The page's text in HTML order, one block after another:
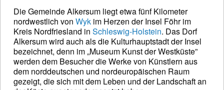
Die Gemeinde Alkersum liegt etwa fünf Kilometer
nordwestlich von Wyk im Herzen der Insel Föhr im
Kreis Nordfriesland in Schleswig-Holstein. Das Dorf
Alkersum wird auch als die Kulturhauptstadt der Insel
bezeichnet, denn im „Museum Kunst der Westküste”
werden dem Besucher die Werke von Künstlern aus
dem norddeutschen und nordeuropäischen Raum
gezeigt, die sich mit dem Leben und der Landschaft an